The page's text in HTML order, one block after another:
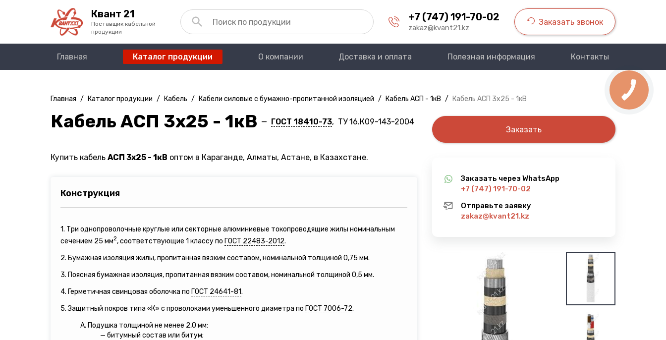
Квант 21
Поставщик кабельной
продукции
+7 (747) 191-70-02
zakaz@kvant21.kz
Заказать звонок
Главная Каталог продукции О компании Доставка и оплата Полезная информация Контакты
Главная / Каталог продукции / Кабель / Кабели силовые с бумажно-пропитанной изоляцией / Кабель АСП - 1кВ / Кабель АСП 3х25 - 1кВ
Кабель АСП 3х25 - 1кВ — ГОСТ 18410-73, ТУ 16.К09-143-2004
Купить кабель АСП 3х25 - 1кВ оптом в Караганде, Алматы, Астане, в Казахстане.
Конструкция
1. Три однопроволочные круглые или секторные алюминиевые токопроводящие жилы номинальным
сечением 25 мм2, соответствующие 1 классу по ГОСТ 22483-2012.
2. Бумажная изоляция жилы, пропитанная вязким составом, номинальной толщиной 0,75 мм.
3. Поясная бумажная изоляция, пропитанная вязким составом, номинальной толщиной 0,5 мм.
4. Герметичная свинцовая оболочка по ГОСТ 24641-81.
5. Защитный покров типа «К» с проволоками уменьшенного диаметра по ГОСТ 7006-72.
А. Подушка толщиной не менее 2,0 мм:
— битумный состав или битум;
Заказать
Заказать через WhatsApp
+7 (747) 191-70-02
Отправьте заявку
zakaz@kvant21.kz